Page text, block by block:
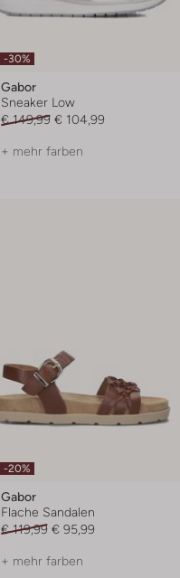
-30%
Gabor
Sneaker Low
€ 149,99 € 104,99
+ mehr farben
-20%
Gabor
Flache Sandalen
€ 119,99 € 95,99
+ mehr farben